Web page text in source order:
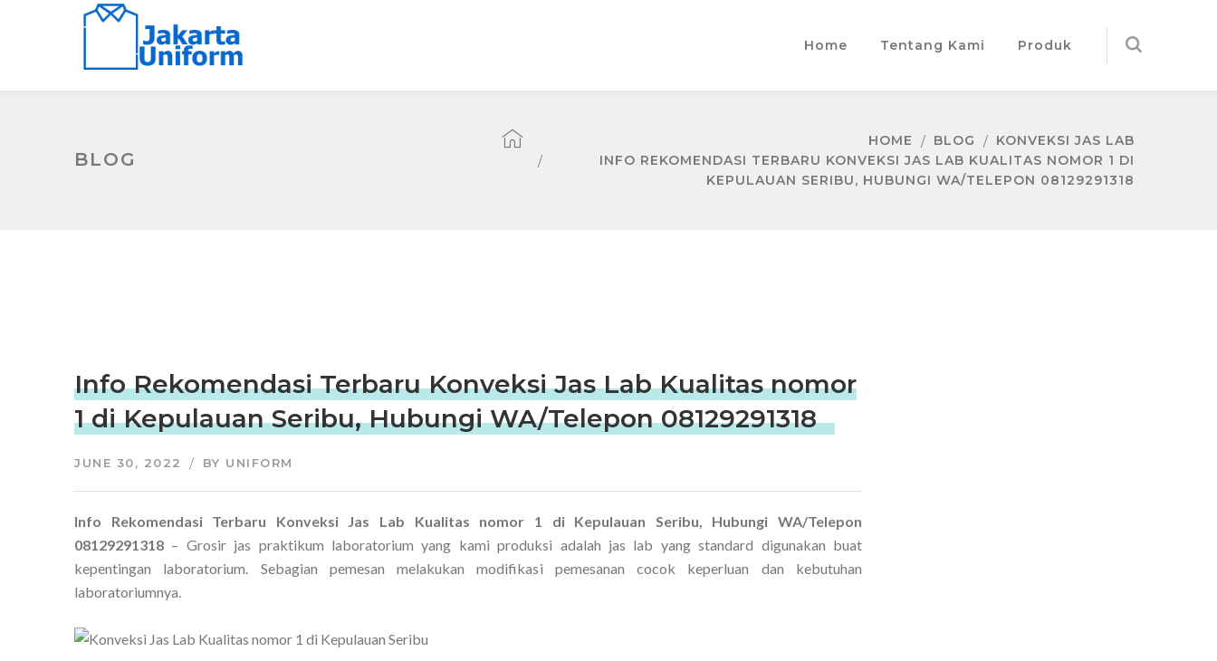
Home Tentang Kami Produk
BLOG
HOME BLOG
KONVEKSI JAS LAB
INFO REKOMENDASI TERBARU KONVEKSI JAS LAB KUALITAS NOMOR 1 DI
KEPULAUAN SERIBU, HUBUNGI WA/TELEPON 08129291318
Info Rekomendasi Terbaru Konveksi Jas Lab Kualitas nomor
1 di Kepulauan Seribu, Hubungi WA/Telepon 08129291318
JUNE 30, 2022 BY UNIFORM
Info Rekomendasi Terbaru Konveksi Jas Lab Kualitas nomor 1 di Kepulauan Seribu, Hubungi WA/Telepon
08129291318 – Grosir jas praktikum laboratorium yang kami produksi adalah jas lab yang standard digunakan buat
kepentingan laboratorium. Sebagian pemesan melakukan modifikasi pemesanan cocok keperluan dan kebutuhan
laboratoriumnya.